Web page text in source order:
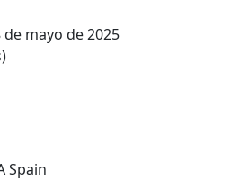
mayo de 2025
Spain